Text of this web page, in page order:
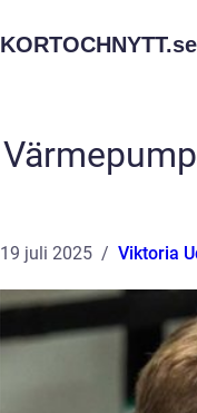
KORTOCHNYTT.se
19 juli 2025 Viktoria